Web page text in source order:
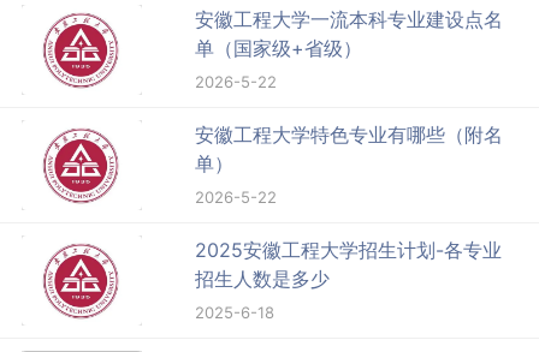
安徽工程大学一流本科专业建设点名
单（国家级+省级）
2026-5-22
安徽工程大学特色专业有哪些（附名
单）
2026-5-22
2025安徽工程大学招生计划-各专业
招生人数是多少
2025-6-18